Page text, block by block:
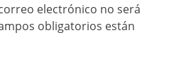
electrónico no será
obligatorios están